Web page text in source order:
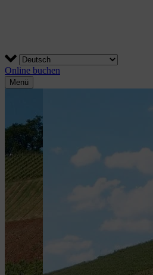
Online buchen
Menü